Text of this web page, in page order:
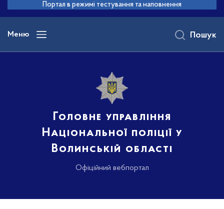
основного
вмісту
Портал в режимі тестування та наповнення
Меню
Головне управління
Національної поліції у
Волинській області
Офіційний вебпортал
Пошук